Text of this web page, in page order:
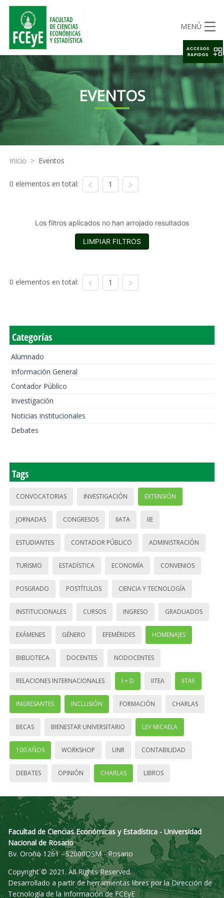
MENÚ
EVENTOS
Inicio > Eventos
0 elementos en total: 1
Los filtros aplicados no han arrojado resultados
LIMPIAR FILTROS
0 elementos en total: 1
Categorías
Alumnado
Información General
Contador Público
Investigación
Noticias institucionales
Debates
Tags
CONVOCATORIAS INVESTIGACIÓN EXTENSIÓN
JORNADAS CONGRESOS IIATA IIE
ESTUDIANTES CONTADOR PÚBLICO ADMINISTRACIÓN
TURISMO ESTADÍSTICA ECONOMÍA CONVENIOS
POSGRADO POSTÍTULOS CIENCIA Y TECNOLOGÍA
INSTITUCIONALES CURSOS INGRESO GRADUADOS
EXÁMENES GÉNERO EFEMÉRIDES HOMENAJES
BIBLIOTECA DOCENTES NODOCENTES
RELACIONES INTERNACIONALES I + D IITEA IITAE
INGRESANTES INCLUSIÓN FORMACIÓN CHARLAS
BECAS BIENESTAR UNIVERSITARIO LEY MICAELA
100 AÑOS WORKSHOP UNR CONTABILIDAD
DEBATES OPINIÓN CHARLAS LIBROS
Facultad de Ciencias Económicas y Estadística - Universidad
Nacional de Rosario
Bv. Oroño 1261 - S2000DSM - Rosario
Copyright © 2021. All Rights Reserved.
Desarrollado a partir de herramientas libres por la Dirección de
Tecnología de la Información de FCEyE
ACCESOS
RAPIDOS